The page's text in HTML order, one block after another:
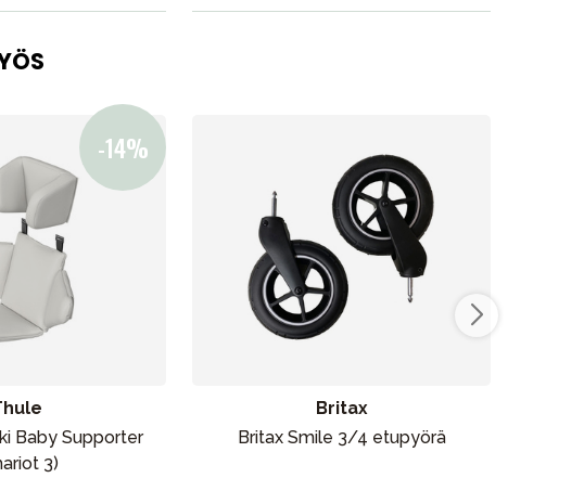
Baby Supporter
3)
Britax
Britax Smile 3/4 etupyörä